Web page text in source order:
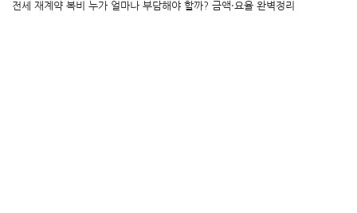
전세 재계약 복비 누가 얼마나 부담해야 할까? 금액·요율 완벽정리